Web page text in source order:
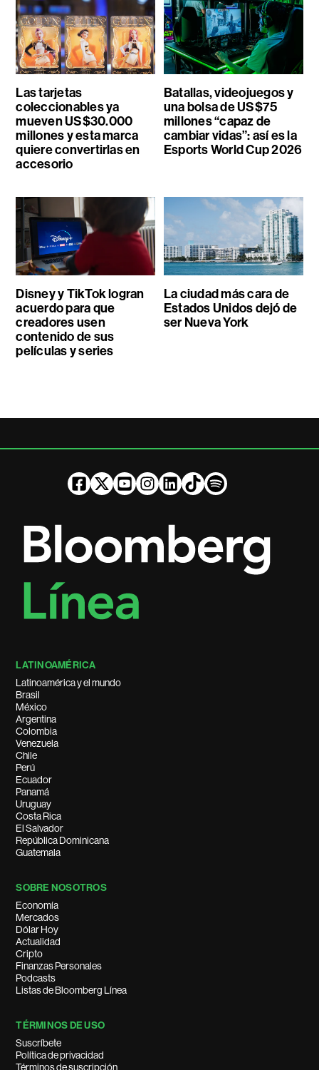
Las tarjetas
coleccionables ya
mueven US$30.000
millones y esta marca
quiere convertirlas en
accesorio
Batallas, videojuegos y
una bolsa de US$75
millones “capaz de
cambiar vidas”: así es la
Esports World Cup 2026
Disney y TikTok logran
acuerdo para que
creadores usen
contenido de sus
películas y series
La ciudad más cara de
Estados Unidos dejó de
ser Nueva York
LATINOAMÉRICA
Latinoamérica y el mundo
Brasil
México
Argentina
Colombia
Venezuela
Chile
Perú
Ecuador
Panamá
Uruguay
Costa Rica
El Salvador
República Dominicana
Guatemala
SOBRE NOSOTROS
Economía
Mercados
Dólar Hoy
Actualidad
Cripto
Finanzas Personales
Podcasts
Listas de Bloomberg Línea
TÉRMINOS DE USO
Suscríbete
Política de privacidad
Términos de suscripción